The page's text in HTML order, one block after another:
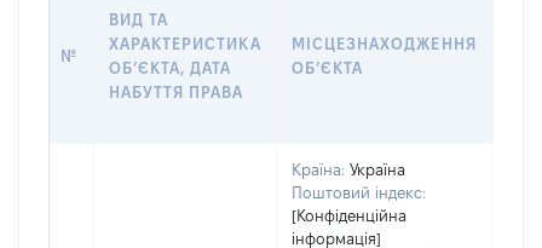
№
ВИД ТА
ХАРАКТЕРИСТИКА
ОБʼЄКТА, ДАТА
НАБУТТЯ ПРАВА
МІСЦЕЗНАХОДЖЕННЯ
ОБʼЄКТА
Країна: Україна
Поштовий індекс:
[Конфіденційна
інформація]